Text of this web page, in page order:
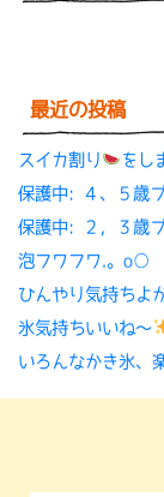
最近の投稿
スイカ割り
をし
保護中: ４、５歳
保護中: ２，３歳
泡フワフワ.。o○
ひんやり気持ちよ
氷気持ちいいね〜
いろんなかき氷、